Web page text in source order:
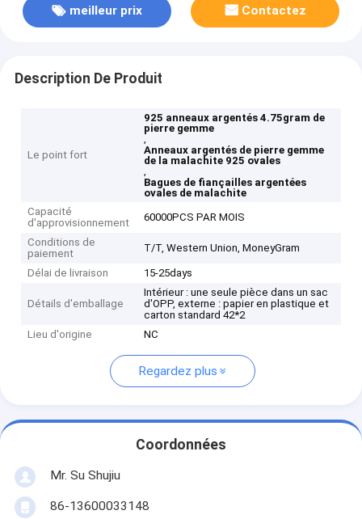
meilleur prix Contactez
Description De Produit
Le point fort
925 anneaux argentés 4.75gram de
pierre gemme
,
Anneaux argentés de pierre gemme
de la malachite 925 ovales
,
Bagues de fiançailles argentées
ovales de malachite
Capacité
d'approvisionnement
60000PCS PAR MOIS
Conditions de
paiement
T/T, Western Union, MoneyGram
Délai de livraison 15-25days
Détails d'emballage
Intérieur : une seule pièce dans un sac
d'OPP, externe : papier en plastique et
carton standard 42*2
Lieu d'origine
NC
Regardez plus
Coordonnées
Mr. Su Shujiu
86-13600033148